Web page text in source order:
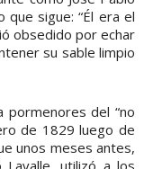
que sigue: “Él era el
obsedido por echar
su sable limpio
pormenores del “no
de 1829 luego de
unos meses antes,